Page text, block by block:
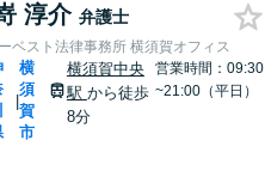
淳介 弁護士
ベスト法律事務所 横須賀オフィス
|
横
須
賀
市
横須賀中央
駅 から徒歩
8分
営業時間：09:30
~21:00（平日）